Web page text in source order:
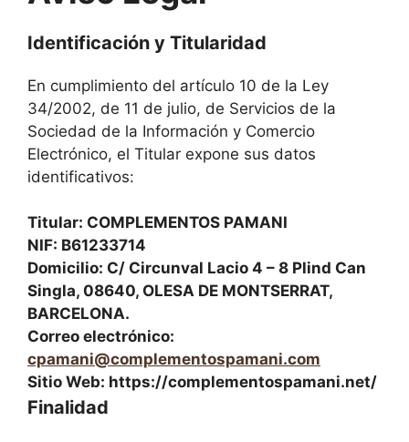
Identificación y Titularidad
En cumplimiento del artículo 10 de la Ley
34/2002, de 11 de julio, de Servicios de la
Sociedad de la Información y Comercio
Electrónico, el Titular expone sus datos
identificativos:
Titular: COMPLEMENTOS PAMANI
NIF: B61233714
Domicilio: C/ Circunval Lacio 4 – 8 Plind Can
Singla, 08640, OLESA DE MONTSERRAT,
BARCELONA.
Correo electrónico:
cpamani@complementospamani.com
Sitio Web: https://complementospamani.net/
Finalidad